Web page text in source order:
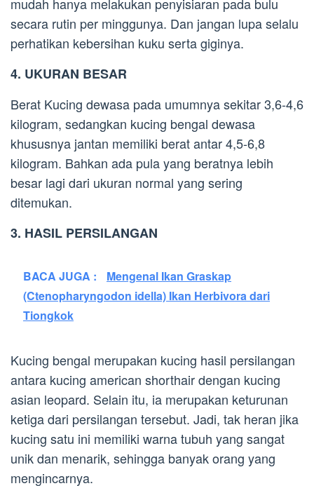
secara rutin per minggunya. Dan jangan lupa selalu
perhatikan kebersihan kuku serta giginya.
4. UKURAN BESAR
Berat Kucing dewasa pada umumnya sekitar 3,6-4,6
kilogram, sedangkan kucing bengal dewasa
khususnya jantan memiliki berat antar 4,5-6,8
kilogram. Bahkan ada pula yang beratnya lebih
besar lagi dari ukuran normal yang sering
ditemukan.
3. HASIL PERSILANGAN
BACA JUGA :
Mengenal Ikan Graskap
(Ctenopharyngodon idella) Ikan Herbivora dari
Tiongkok
Kucing bengal merupakan kucing hasil persilangan
antara kucing american shorthair dengan kucing
asian leopard. Selain itu, ia merupakan keturunan
ketiga dari persilangan tersebut. Jadi, tak heran jika
kucing satu ini memiliki warna tubuh yang sangat
unik dan menarik, sehingga banyak orang yang
mengincarnya.